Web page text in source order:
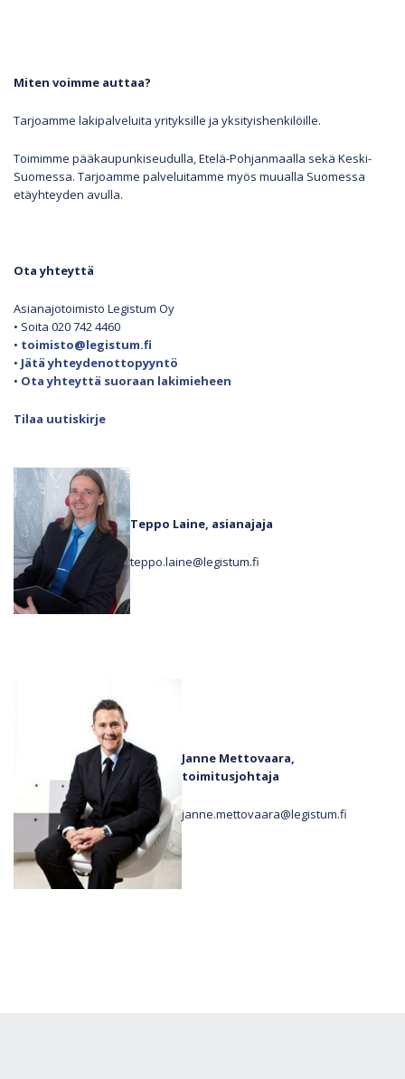
Miten voimme auttaa?
Tarjoamme lakipalveluita yrityksille ja yksityishenkilöille.
Toimimme pääkaupunkiseudulla, Etelä-Pohjanmaalla sekä Keski-
Suomessa. Tarjoamme palveluitamme myös muualla Suomessa
etäyhteyden avulla.
Ota yhteyttä
Asianajotoimisto Legistum Oy
• Soita 020 742 4460
• toimisto@legistum.fi
• Jätä yhteydenottopyyntö
• Ota yhteyttä suoraan lakimieheen
Tilaa uutiskirje
Teppo Laine, asianajaja
teppo.laine@legistum.fi
Janne Mettovaara,
toimitusjohtaja
janne.mettovaara@legistum.fi